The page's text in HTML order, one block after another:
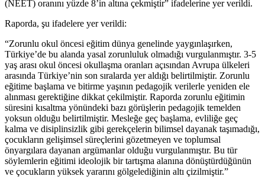
(NEET) oranını yüzde 8’in altına çekmiştir” ifadelerine yer verildi.
Raporda, şu ifadelere yer verildi:
“Zorunlu okul öncesi eğitim dünya genelinde yaygınlaşırken,
Türkiye’de bu alanda yasal zorunluluk olmadığı vurgulanmıştır. 3-5
yaş arası okul öncesi okullaşma oranları açısından Avrupa ülkeleri
arasında Türkiye’nin son sıralarda yer aldığı belirtilmiştir. Zorunlu
eğitime başlama ve bitirme yaşının pedagojik verilerle yeniden ele
alınması gerektiğine dikkat çekilmiştir. Raporda zorunlu eğitimin
süresini kısaltma yönündeki bazı görüşlerin pedagojik temelden
yoksun olduğu belirtilmiştir. Mesleğe geç başlama, evliliğe geç
kalma ve disiplinsizlik gibi gerekçelerin bilimsel dayanak taşımadığı,
çocukların gelişimsel süreçlerini gözetmeyen ve toplumsal
önyargılara dayanan argümanlar olduğu vurgulanmıştır. Bu tür
söylemlerin eğitimi ideolojik bir tartışma alanına dönüştürdüğünün
ve çocukların yüksek yararını gölgelediğinin altı çizilmiştir.”